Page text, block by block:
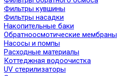
Фильтры кувшины
Фильтры насадки
Накопительные баки
Обратноосмотические мембраны
Насосы и помпы
Расходные материалы
Коттеджная водоочистка
UV стерилизаторы